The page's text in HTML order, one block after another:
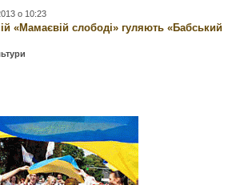
о 10:23
«Мамаєвій слободі» гуляють «Бабський